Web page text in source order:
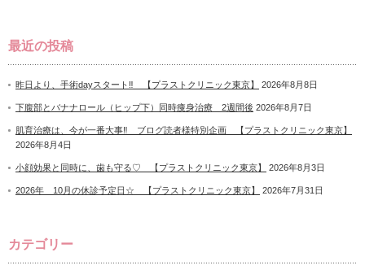
最近の投稿
昨日より、手術dayスタート‼ 【プラストクリニック東京】 2026年8月8日
下腹部とバナナロール（ヒップ下）同時痩身治療 2週間後 2026年8月7日
肌育治療は、今が一番大事‼ ブログ読者様特別企画 【プラストクリニック東京】
2026年8月4日
小顔効果と同時に、歯も守る♡ 【プラストクリニック東京】 2026年8月3日
2026年 10月の休診予定日☆ 【プラストクリニック東京】 2026年7月31日
カテゴリー